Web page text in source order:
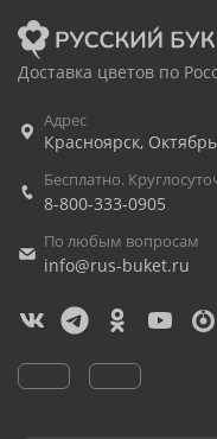
Доставка цветов по
Адрес
Красноярск,
Бесплатно.
8-800-333-0905
По любым вопросам
info@rus-buket.ru